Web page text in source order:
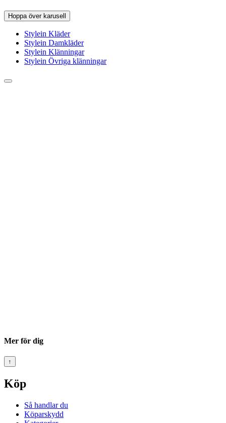
Hoppa över karusell
Stylein Kläder
Stylein Damkläder
Stylein Klänningar
Stylein Övriga klänningar
Mer för dig
↑
Köp
Så handlar du
Köparskydd